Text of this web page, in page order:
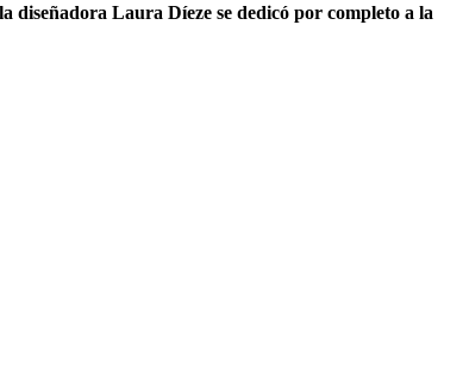
la diseñadora Laura Díeze se dedicó por completo a la